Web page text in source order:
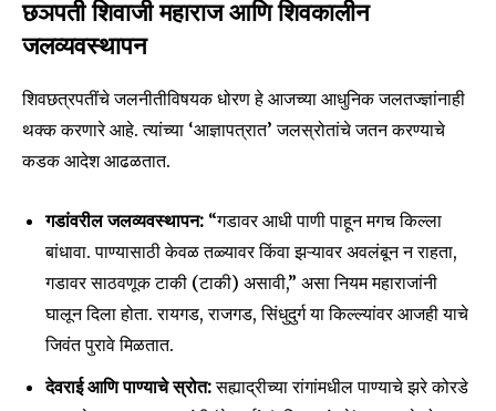
छञपती शिवाजी महाराज आणि शिवकालीन
जलव्यवस्थापन
शिवछत्रपतींचे जलनीतीविषयक धोरण हे आजच्या आधुनिक जलतज्ज्ञांनाही
थक्क करणारे आहे. त्यांच्या ‘आज्ञापत्रात’ जलस्रोतांचे जतन करण्याचे
कडक आदेश आढळतात.
गडांवरील जलव्यवस्थापन: “गडावर आधी पाणी पाहून मगच किल्ला
बांधावा. पाण्यासाठी केवळ तळ्यावर किंवा झऱ्यावर अवलंबून न राहता,
गडावर साठवणूक टाकी (टाकी) असावी,” असा नियम महाराजांनी
घालून दिला होता. रायगड, राजगड, सिंधुदुर्ग या किल्ल्यांवर आजही याचे
जिवंत पुरावे मिळतात.
देवराई आणि पाण्याचे स्रोत:सह्याद्रीच्या रांगांमधील पाण्याचे झरे कोरडे